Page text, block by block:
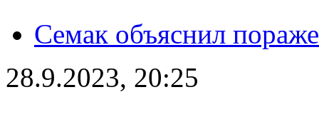
Семак объяснил
28.9.2023, 20:25